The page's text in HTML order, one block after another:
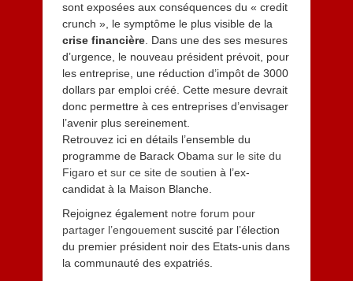
sont exposées aux conséquences du « credit
crunch », le symptôme le plus visible de la
crise financière. Dans une des ses mesures
d’urgence, le nouveau président prévoit, pour
les entreprise, une réduction d’impôt de 3000
dollars par emploi créé. Cette mesure devrait
donc permettre à ces entreprises d’envisager
l’avenir plus sereinement.
Retrouvez ici en détails l’ensemble du
programme de Barack Obama sur le site du
Figaroet sur ce site de soutien à l’ex-
candidat à la Maison Blanche.
Rejoignez également notre forum pour
partager l’engouementsuscité par l’élection
du premier président noir des Etats-unis dans
la communauté des expatriés.